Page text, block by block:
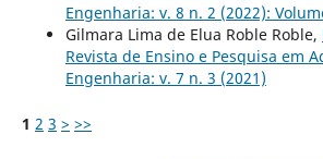
Engenharia: v. 8 n. 2 (2022):
Gilmara Lima de Elua Roble Roble,
Revista de Ensino e Pesquisa em
Engenharia: v. 7 n. 3 (2021)
1 2 3 > >>